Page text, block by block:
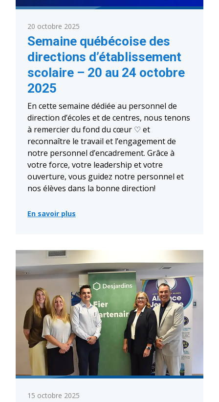
professionnelle
20 octobre 2025
Semaine québécoise des
directions d’établissement
scolaire – 20 au 24 octobre
2025
En cette semaine dédiée au personnel de
direction d’écoles et de centres, nous tenons
à remercier du fond du cœur ♡ et
reconnaître le travail et l’engagement de
notre personnel d’encadrement. Grâce à
votre force, votre leadership et votre
ouverture, vous guidez notre personnel et
nos élèves dans la bonne direction!
En savoir plus
:
directions
d’établissement
scolaire
–
20
au
24
octobre
2025
15 octobre 2025